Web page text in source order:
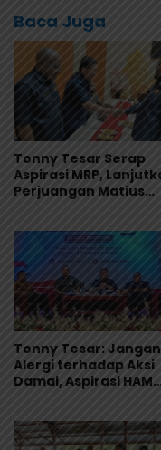
Baca Juga
Tonny Tesar Serap
Aspirasi MRP,
Perjuangan Matius
Masyarakat Adat
Tonny Tesar: Jangan
Alergi terhadap Aksi
Damai, Aspirasi HAM